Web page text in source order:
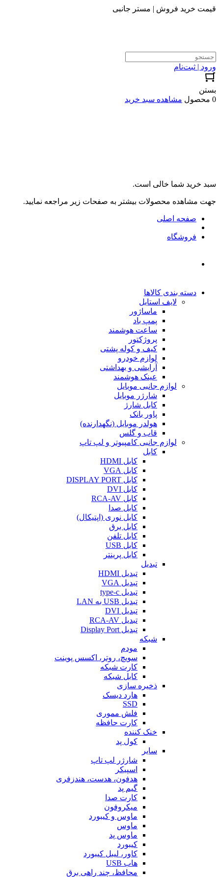
قیمت خرید فروش | مستر جانبی
ورود | ثبت‌نام
بستن
0 محصول
مشاهده سبد خرید
سبد خرید شما خالی است.
جهت مشاهده محصولات بیشتر به صفحات زیر مراجعه نمایید.
صفحه اصلی
فروشگاه
دسته بندی کالاها
لایف استایل
ماساژور
پمپ باد
ساعت هوشمند
پروژکتور
کیف و کوله پشتی
لوازم خودرو
آرایشی و بهداشتی
عینک هوشمند
لوازم جانبی موبایل
شارژر موبایل
کابل شارژ
پاور بانک
هولدر موبایل (نگهدارنده)
قاب و گلس
لوازم جانبی کامپیوتر و لپ تاپ
کابل
کابل HDMI
کابل VGA
کابل DISPLAY PORT
کابل DVI
کابل RCA-AV
کابل صدا
کابل نوری (اپتیکال)
کابل برق
کابل تلفن
کابل USB
کابل پرینتر
تبدیل
تبدیل HDMI
تبدیل VGA
تبدیل type-c
تبدیل USB به LAN
تبدیل DVI
تبدیل RCA-AV
تبدیل Display Port
شبکه
مودم
سویچ، روتر، اکسس پوینت
کارت شبکه
کابل شبکه
ذخیره سازی
هارد دیسک
SSD
فلش مموری
کارت حافظه
خنک کننده
کول پد
سایر
شارژر لپ تاپ
اسپیکر
هدفون، هدست، هندزفری
گیم پد
کارت صدا
میکروفون
ماوس و کیبورد
ماوس
ماوس پد
کیبورد
کاور، لیبل کیبورد
هاب USB
محافظ، چند راهی برق